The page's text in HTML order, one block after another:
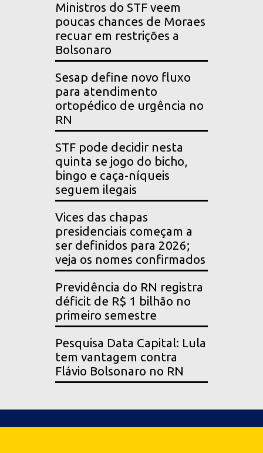
Ministros do STF veem
poucas chances de Moraes
recuar em restrições a
Bolsonaro
Sesap define novo fluxo
para atendimento
ortopédico de urgência no
RN
STF pode decidir nesta
quinta se jogo do bicho,
bingo e caça-níqueis
seguem ilegais
Vices das chapas
presidenciais começam a
ser definidos para 2026;
veja os nomes confirmados
Previdência do RN registra
déficit de R$ 1 bilhão no
primeiro semestre
Pesquisa Data Capital: Lula
tem vantagem contra
Flávio Bolsonaro no RN